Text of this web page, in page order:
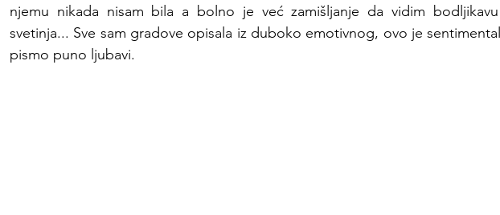
njemu nikada nisam bila a bolno je već zamišljanje da vidim
svetinja... Sve sam gradove opisala iz duboko emotivnog, ovo je
pismo puno ljubavi.